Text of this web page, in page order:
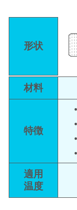
形状
材料
特徴
適用
温度